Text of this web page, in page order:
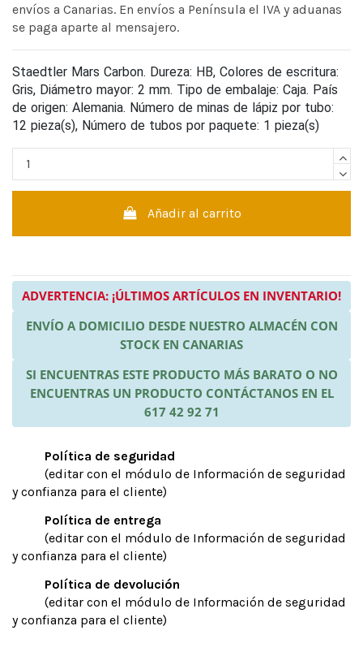
envíos a Canarias. En envíos a Península el IVA y aduanas
se paga aparte al mensajero.
Staedtler Mars Carbon. Dureza: HB, Colores de escritura:
Gris, Diámetro mayor: 2 mm. Tipo de embalaje: Caja. País
de origen: Alemania. Número de minas de lápiz por tubo:
12 pieza(s), Número de tubos por paquete: 1 pieza(s)
Añadir al carrito
ADVERTENCIA: ¡ÚLTIMOS ARTÍCULOS EN INVENTARIO!
ENVÍO A DOMICILIO DESDE NUESTRO ALMACÉN CON
STOCK EN CANARIAS
SI ENCUENTRAS ESTE PRODUCTO MÁS BARATO O NO
ENCUENTRAS UN PRODUCTO CONTÁCTANOS EN EL
617 42 92 71
Política de seguridad
(editar con el módulo de Información de seguridad
y confianza para el cliente)
Política de entrega
(editar con el módulo de Información de seguridad
y confianza para el cliente)
Política de devolución
(editar con el módulo de Información de seguridad
y confianza para el cliente)